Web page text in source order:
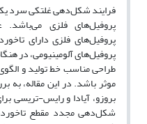
فرایند شکل‌دهی غلتکی سرد
پروفیل‌های فلزی می‌باشد.
پروفیل‌های فلزی دارای
پروفیل‌های آلومینیومی، در
طراحی مناسب خط تولید و
موثر باشد. در این مقاله،
بروزو، آیادا و رایس-تریسی
شکل‌دهی مجدد مقطع